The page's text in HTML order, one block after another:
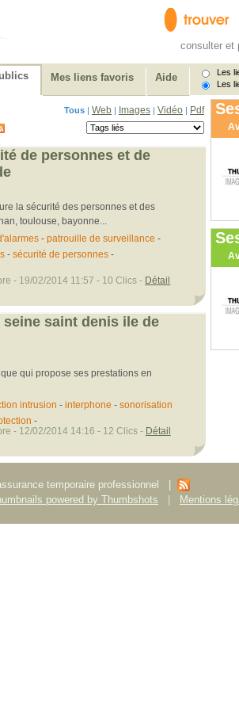
consulter et
Mes liens favoris Aide
Les
Les
Tous | Web | Images | Vidéo | Pdf
de personnes et de
la sécurité des personnes et des
toulouse, bayonne...
- patrouille de surveillance -
- sécurité de personnes-
- 19/02/2014 11:57 - 10 Clics - Détail
saint denis ile de
qui propose ses prestations en
intrusion - interphone - sonorisation
-
- 12/02/2014 14:16 - 12 Clics - Détail
temporaire professionnel
powered by Thumbshots Mentions